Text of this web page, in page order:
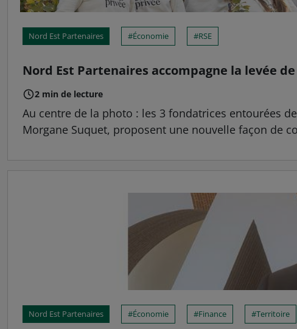
Nord Est Partenaires Économie RSE
Nord Est Partenaires accompagne la levée
2 min de lecture
Au centre de la photo : les 3 fondatrices entourées
Morgane Suquet, proposent une nouvelle façon de
Nord Est Partenaires Économie Finance Territoire